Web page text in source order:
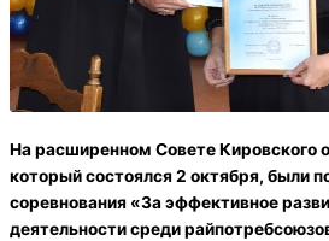
На расширенном Совете Кировского
который состоялся 2 октября, были
соревнования «За эффективное
деятельности среди